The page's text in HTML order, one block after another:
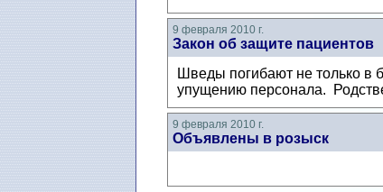
9 февраля 2010 г.
Закон об защите пациентов
Шведы погибают не только в
упущению персонала.
9 февраля 2010 г.
Объявлены в розыск